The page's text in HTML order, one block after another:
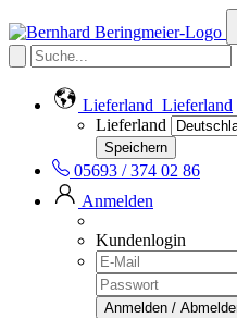
Lieferland Lieferland
Lieferland
05693 / 374 02 86
Anmelden
Kundenlogin